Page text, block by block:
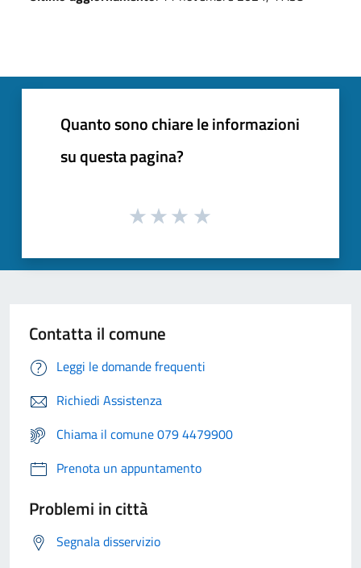
Quanto sono chiare le informazioni
su questa pagina?
Contatta il comune
Leggi le domande frequenti
Richiedi Assistenza
Chiama il comune 079 4479900
Prenota un appuntamento
Problemi in città
Segnala disservizio